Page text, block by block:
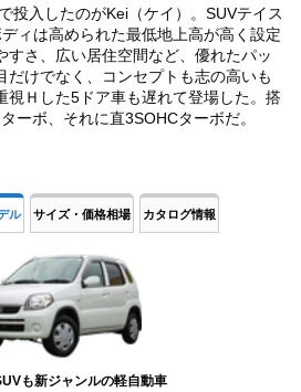
投入したのがKei（ケイ）。SUVテイス
ィは高められた最低地上高が高く設定
すさ、広い居住空間など、優れたパッ
だけでなく、コンセプトも志の高いも
視Ｈした5ドア車も遅れて登場した。搭
ーボ、それに直3SOHCターボだ。
ル サイズ・価格相場 カタログ情報
も新ジャンルの軽自動車